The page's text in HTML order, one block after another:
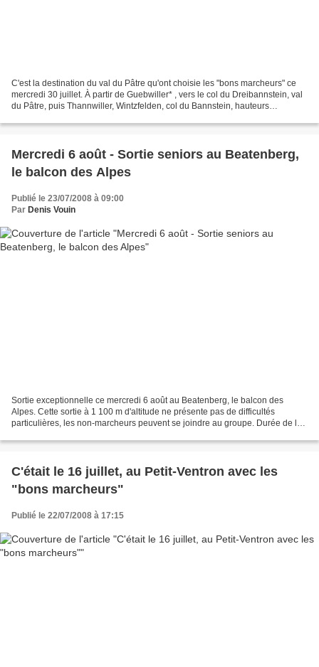
C'est la destination du val du Pâtre qu'ont choisie les "bons marcheurs" ce
mercredi 30 juillet. À partir de Guebwiller* , vers le col du Dreibannstein, val
du Pâtre, puis Thannwiller, Wintzfelden, col du Bannstein, hauteurs
Mercredi 6 août - Sortie seniors au Beatenberg,
le balcon des Alpes
Publié le 23/07/2008 à 09:00
Par Denis Vouin
Sortie exceptionnelle ce mercredi 6 août au Beatenberg, le balcon des
Alpes. Cette sortie à 1 100 m d'altitude ne présente pas de difficultés
particulières, les non-marcheurs peuvent se joindre au groupe. Durée de la
C'était le 16 juillet, au Petit-Ventron avec les
"bons marcheurs"
Publié le 22/07/2008 à 17:15